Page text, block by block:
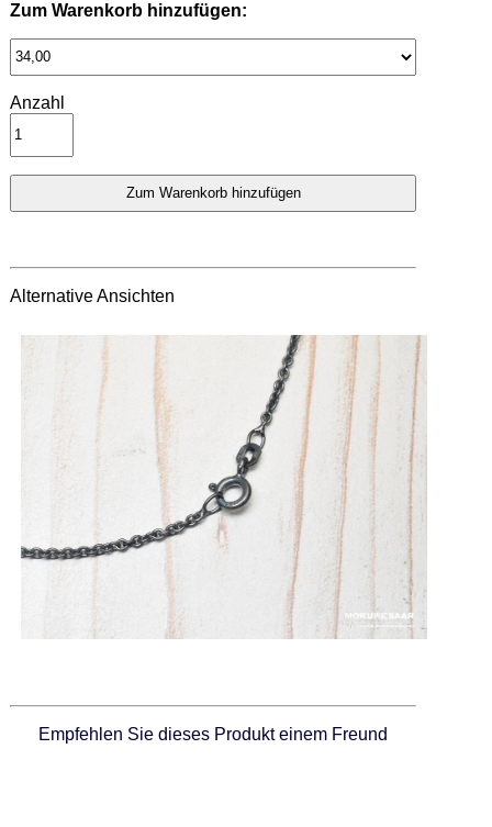
Zum Warenkorb hinzufügen:
Anzahl
Alternative Ansichten
Empfehlen Sie dieses Produkt einem Freund